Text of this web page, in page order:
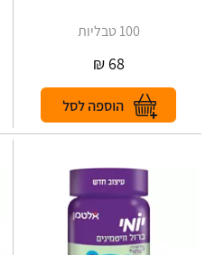
100 טבליות
68
₪